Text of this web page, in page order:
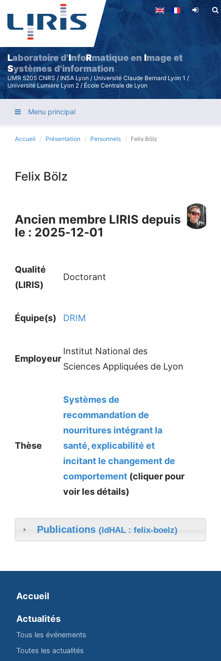
Aller
principal
Laboratoire d'InfoRmatique en Image et
Systèmes d'information
UMR 5205 CNRS / INSA Lyon / Université Claude Bernard Lyon 1 /
Université Lumière Lyon 2 / École Centrale de Lyon
Menu principal
Accueil Présentation Personnels Felix Bölz
Felix Bölz
Ancien membre LIRIS depuis
le : 2025-12-01
Qualité
(LIRIS)
Doctorant
Équipe(s) DRIM
Employeur
Institut National des
Sciences Appliquées de Lyon
Thèse
Systèmes de
recommandation de
nourritures intégrant la
santé, explicabilité et
incitant le changement de
comportement (cliquer pour
voir les détails)
Publications (IdHAL : felix-boelz)
Accueil
Actualités
Tous les événements
Toutes les actualités